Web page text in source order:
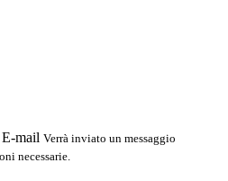
E-mail Verrà inviato un messaggio
necessarie.